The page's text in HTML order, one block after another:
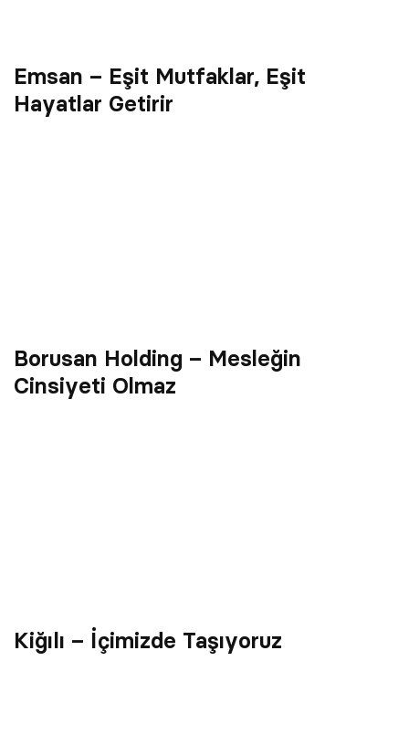
Emsan – Eşit Mutfaklar, Eşit
Hayatlar Getirir
Borusan Holding – Mesleğin
Cinsiyeti Olmaz
Kiğılı – İçimizde Taşıyoruz